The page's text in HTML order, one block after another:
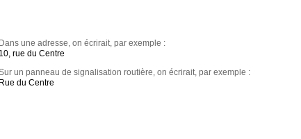
Dans une adresse, on écrirait, par exemple :
10, rue du Centre
un panneau de signalisation routière, on écrirait, par exemple :
Rue du Centre